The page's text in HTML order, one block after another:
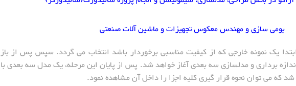
بومی سازی و مهندس معکوس تجهیزات و ماشین آلات صنعتی
یک نمونه خارجی که از کیفیت مناسبی برخوردار باشد انتخاب می گردد. سپس پس از باز
برداری و مدلسازی سه بعدی آغاز خواهد شد. پس از پایان این مرحله، یک مدل سه بعدی با
که می توان نحوه قرار گیری کلیه اجزا را داخل آن مشاهده نمود.